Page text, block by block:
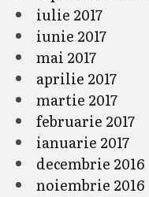
iulie 2017
iunie 2017
mai 2017
aprilie 2017
martie 2017
februarie 2017
ianuarie 2017
decembrie 2016
noiembrie 2016